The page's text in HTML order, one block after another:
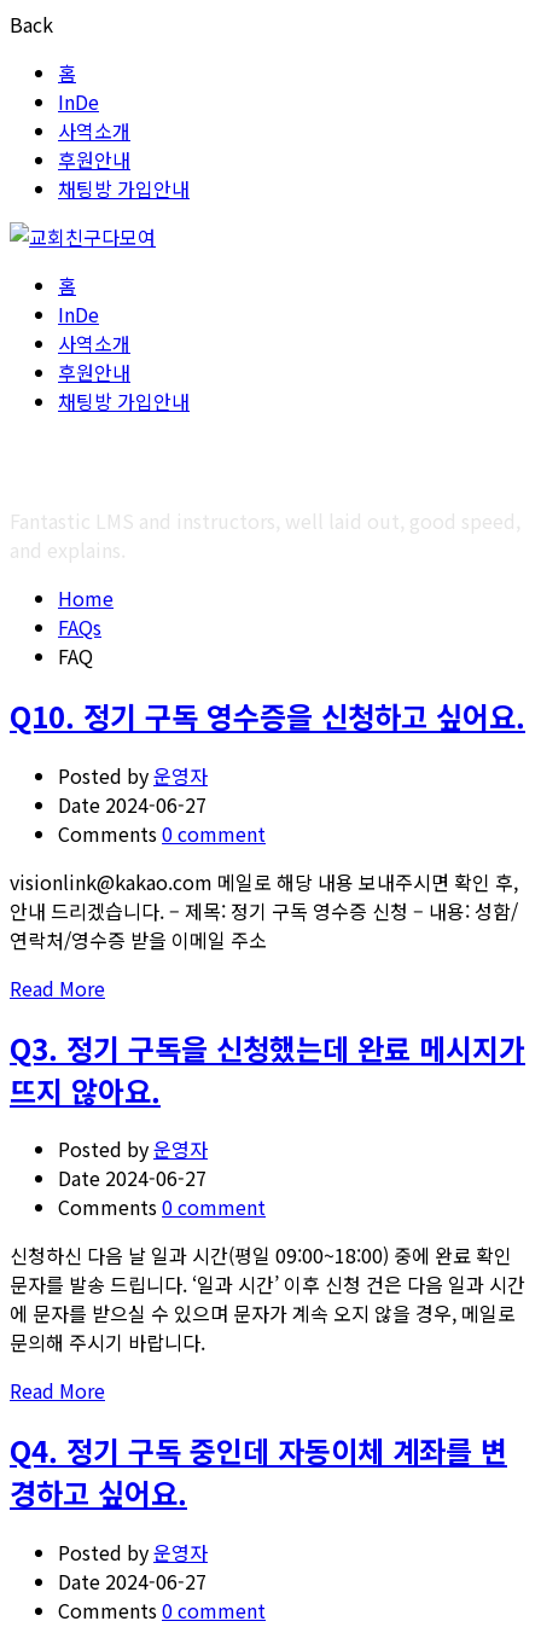
Back
홈
InDe
사역소개
후원안내
채팅방 가입안내
홈
InDe
사역소개
후원안내
채팅방 가입안내
Fantastic LMS and instructors, well laid out, good speed,
and explains.
Home
FAQs
FAQ
Q10. 정기 구독 영수증을 신청하고 싶어요.
Posted by운영자
Date 2024-06-27
Comments0 comment
visionlink@kakao.com 메일로 해당 내용 보내주시면 확인 후,
안내 드리겠습니다. – 제목: 정기 구독 영수증 신청 – 내용: 성함/
연락처/영수증 받을 이메일 주소
Read
about
Q10.
정
수
증
을
신
하
싶
어
요.
Read More
Q3. 정기 구독을 신청했는데 완료 메시지가
뜨지 않아요.
Posted by운영자
Date 2024-06-27
Comments0 comment
신청하신 다음 날 일과 시간(평일 09:00~18:00) 중에 완료 확인
문자를 발송 드립니다. ‘일과 시간’ 이후 신청 건은 다음 일과 시간
에 문자를 받으실 수 있으며 문자가 계속 오지 않을 경우, 메일로
문의해 주시기 바랍니다.
Read
about
Q3.
정
Read More
Q4. 정기 구독 중인데 자동이체 계좌를 변
경하고 싶어요.
Posted by운영자
Date 2024-06-27
Comments0 comment